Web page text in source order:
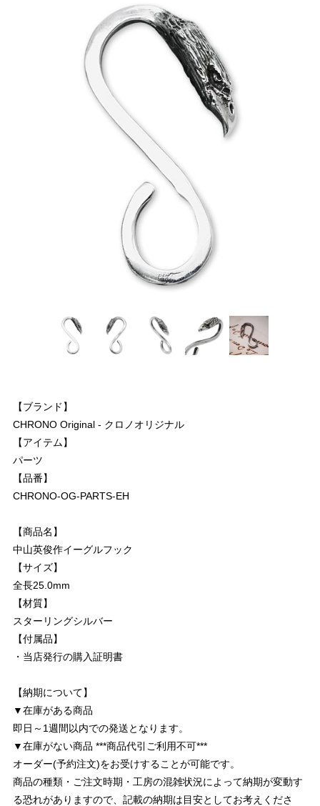
【ブランド】
CHRONO Original - クロノオリジナル
【アイテム】
パーツ
【品番】
CHRONO-OG-PARTS-EH
【商品名】
中山英俊作イーグルフック
【サイズ】
全長25.0mm
【材質】
スターリングシルバー
【付属品】
・当店発行の購入証明書
【納期について】
▼在庫がある商品
即日～1週間以内での発送となります。
▼在庫がない商品 ***商品代引ご利用不可***
オーダー(予約注文)をお受けすることが可能です。
商品の種類・ご注文時期・工房の混雑状況によって納期が変動す
る恐れがありますので、記載の納期は目安としてお考えくださ